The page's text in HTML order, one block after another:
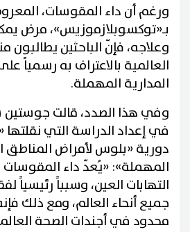
ورغم أن داء المقوسات،
بـ«توكسوبلازموزيس»، مرض
وعلاجه، فإنّ الباحثين
العالمية بالاعتراف به رسمياً
المدارية المهملة.
وفي هذا الصدد، قالت جوستين
في إعداد الدراسة التي نقلتها
دورية «بلوس لأمراض المناطق
المهملة»: «يُعدّ داء
التهابات العين، وسبباً رئيسياً
جميع أنحاء العالم، ومع ذلك
محدود في أجندات الصحة